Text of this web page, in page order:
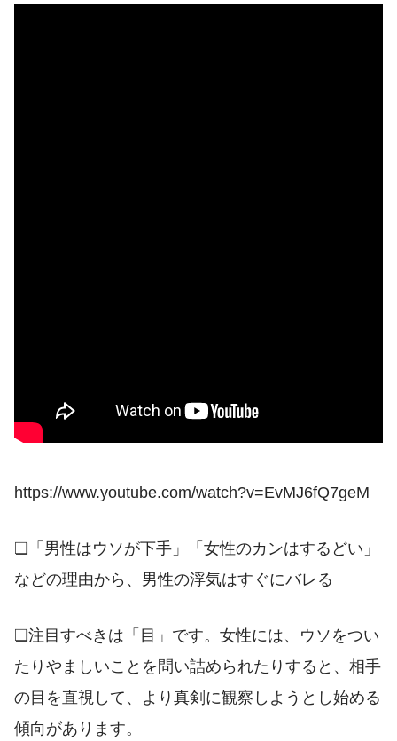
https://www.youtube.com/watch?v=EvMJ6fQ7geM
❏「男性はウソが下手」「女性のカンはするどい」
などの理由から、男性の浮気はすぐにバレる
❏注目すべきは「目」です。女性には、ウソをつい
たりやましいことを問い詰められたりすると、相手
の目を直視して、より真剣に観察しようとし始める
傾向があります。